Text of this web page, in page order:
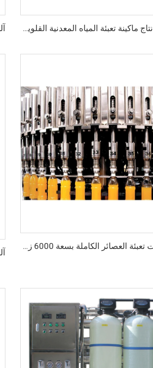
حل جاهز لخط إنتاج ماكينة تعبئة المياه المعدنية القلوية سعة 500 مل
خط إنتاج ماكينات تعبئة العصائر الكاملة بسعة 6000 زجاجة في الساعة